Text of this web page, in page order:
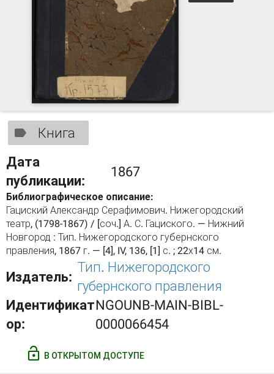
Книга
Дата
публикации:
1867
Библиографическое описание:
Гациский Александр Серафимович. Нижегородский
театр, (1798-1867) / [соч.] А. С. Гациского. — Нижний
Новгород : Тип. Нижегородского губернского
правления, 1867 г. — [4], IV, 136, [1] с. ; 22х14 см.
Издатель:
Тип. Нижегородского
губернского правления
Идентификат
ор:
NGOUNB-MAIN-BIBL-
0000066454
В ОТКРЫТОМ ДОСТУПЕ